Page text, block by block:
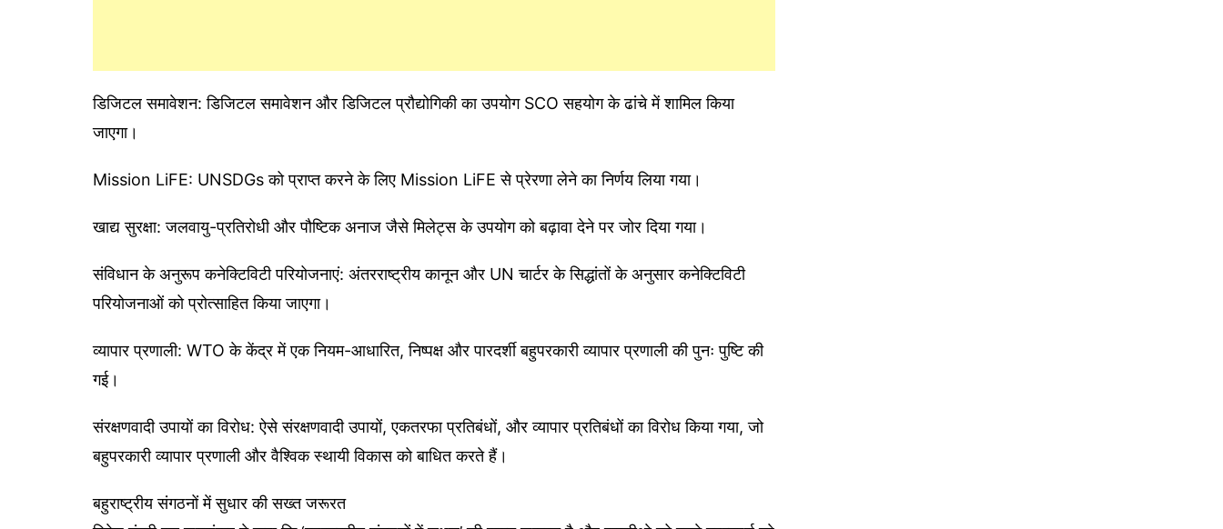
डिजिटल समावेशन: डिजिटल समावेशन और डिजिटल प्रौद्योगिकी का उपयोग SCO सहयोग के ढांचे में शामिल किया
जाएगा।
Mission LiFE: UNSDGs को प्राप्त करने के लिए Mission LiFE से प्रेरणा लेने का निर्णय लिया गया।
खाद्य सुरक्षा: जलवायु-प्रतिरोधी और पौष्टिक अनाज जैसे मिलेट्स के उपयोग को बढ़ावा देने पर जोर दिया गया।
संविधान के अनुरूप कनेक्टिविटी परियोजनाएं: अंतरराष्ट्रीय कानून और UN चार्टर के सिद्धांतों के अनुसार कनेक्टिविटी
परियोजनाओं को प्रोत्साहित किया जाएगा।
व्यापार प्रणाली: WTO के केंद्र में एक नियम-आधारित, निष्पक्ष और पारदर्शी बहुपरकारी व्यापार प्रणाली की पुनः पुष्टि की
गई।
संरक्षणवादी उपायों का विरोध: ऐसे संरक्षणवादी उपायों, एकतरफा प्रतिबंधों, और व्यापार प्रतिबंधों का विरोध किया गया, जो
बहुपरकारी व्यापार प्रणाली और वैश्विक स्थायी विकास को बाधित करते हैं।
बहुराष्ट्रीय संगठनों में सुधार की सख्त जरूरत